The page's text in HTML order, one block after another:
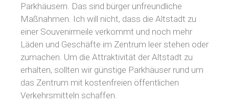
Parkhäusern. Das sind bürger unfreundliche
Maßnahmen. Ich will nicht, dass die Altstadt zu
einer Souvenirmeile verkommt und noch mehr
Läden und Geschäfte im Zentrum leer stehen oder
zumachen. Um die Attraktivität der Altstadt zu
erhalten, sollten wir günstige Parkhäuser rund um
das Zentrum mit kostenfreien öffentlichen
Verkehrsmitteln schaffen.